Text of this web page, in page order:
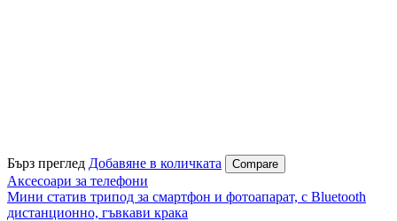
Бърз преглед Добавяне в количката Compare
Аксесоари за телефони
Мини статив трипод за смартфон и фотоапарат, с Bluetooth
дистанционно, гъвкави крака